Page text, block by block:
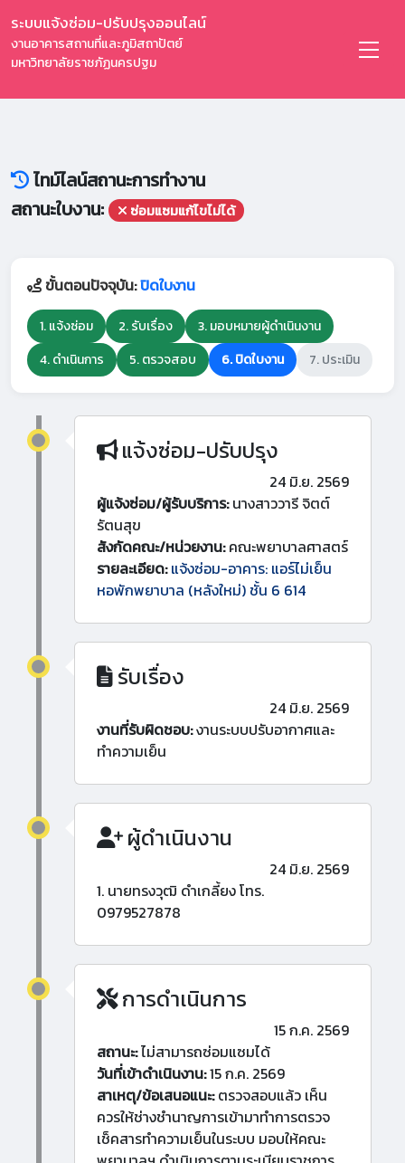
ระบบแจ้งซ่อม-ปรับปรุงออนไลน์
งานอาคารสถานที่และภูมิสถาปัตย์
มหาวิทยาลัยราชภัฏนครปฐม
ไทม์ไลน์สถานะการทำงาน
สถานะใบงาน:
ซ่อมแซมแก้ไขไม่ได้
ขั้นตอนปัจจุบัน:ปิดใบงาน
1. แจ้งซ่อม 2. รับเรื่อง
3. มอบหมายผู้ดำเนินงาน
4. ดำเนินการ
5. ตรวจสอบ 6. ปิดใบงาน 7. ประเมิน
แจ้งซ่อม-ปรับปรุง
24 มิ.ย. 2569
ผู้แจ้งซ่อม/ผู้รับบริการ:นางสาววารี จิตต์
รัตนสุข
สังกัดคณะ/หน่วยงาน:คณะพยาบาลศาสตร์
รายละเอียด: แจ้งซ่อม-อาคาร: แอร์ไม่เย็น
หอพักพยาบาล (หลังใหม่) ชั้น 6 614
รับเรื่อง
24 มิ.ย. 2569
งานที่รับผิดชอบ:งานระบบปรับอากาศและ
ทำความเย็น
ผู้ดำเนินงาน
24 มิ.ย. 2569
1. นายทรงวุฒิ ดำเกลี้ยง โทร.
0979527878
การดำเนินการ
15 ก.ค. 2569
สถานะ:ไม่สามารถซ่อมแซมได้
วันที่เข้าดำเนินงาน:15 ก.ค. 2569
สาเหตุ/ข้อเสนอแนะ:ตรวจสอบแล้ว เห็น
ควรให้ช่างชำนาญการเข้ามาทำการตรวจ
เช็คสารทำความเย็นในระบบ มอบให้คณะ